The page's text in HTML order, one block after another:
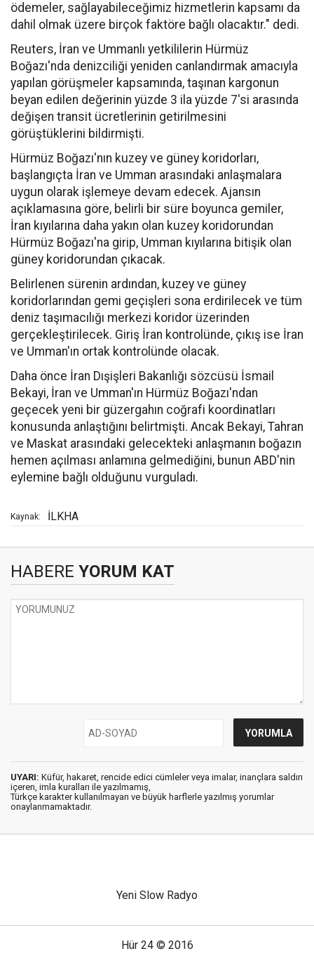
ödemeler, sağlayabileceğimiz hizmetlerin kapsamı da
dahil olmak üzere birçok faktöre bağlı olacaktır." dedi.
Reuters, İran ve Ummanlı yetkililerin Hürmüz
Boğazı'nda denizciliği yeniden canlandırmak amacıyla
yapılan görüşmeler kapsamında, taşınan kargonun
beyan edilen değerinin yüzde 3 ila yüzde 7'si arasında
değişen transit ücretlerinin getirilmesini
görüştüklerini bildirmişti.
Hürmüz Boğazı'nın kuzey ve güney koridorları,
başlangıçta İran ve Umman arasındaki anlaşmalara
uygun olarak işlemeye devam edecek. Ajansın
açıklamasına göre, belirli bir süre boyunca gemiler,
İran kıyılarına daha yakın olan kuzey koridorundan
Hürmüz Boğazı'na girip, Umman kıyılarına bitişik olan
güney koridorundan çıkacak.
Belirlenen sürenin ardından, kuzey ve güney
koridorlarından gemi geçişleri sona erdirilecek ve tüm
deniz taşımacılığı merkezi koridor üzerinden
gerçekleştirilecek. Giriş İran kontrolünde, çıkış ise İran
ve Umman'ın ortak kontrolünde olacak.
Daha önce İran Dışişleri Bakanlığı sözcüsü İsmail
Bekayi, İran ve Umman'ın Hürmüz Boğazı'ndan
geçecek yeni bir güzergahın coğrafi koordinatları
konusunda anlaştığını belirtmişti. Ancak Bekayi, Tahran
ve Maskat arasındaki gelecekteki anlaşmanın boğazın
hemen açılması anlamına gelmediğini, bunun ABD'nin
eylemine bağlı olduğunu vurguladı.
Kaynak: İLKHA
HABERE YORUM KAT
UYARI: Küfür, hakaret, rencide edici cümleler veya imalar, inançlara saldırı
içeren, imla kuralları ile yazılmamış,
Türkçe karakter kullanılmayan ve büyük harflerle yazılmış yorumlar
onaylanmamaktadır.
Yeni Slow Radyo
Hür 24 © 2016